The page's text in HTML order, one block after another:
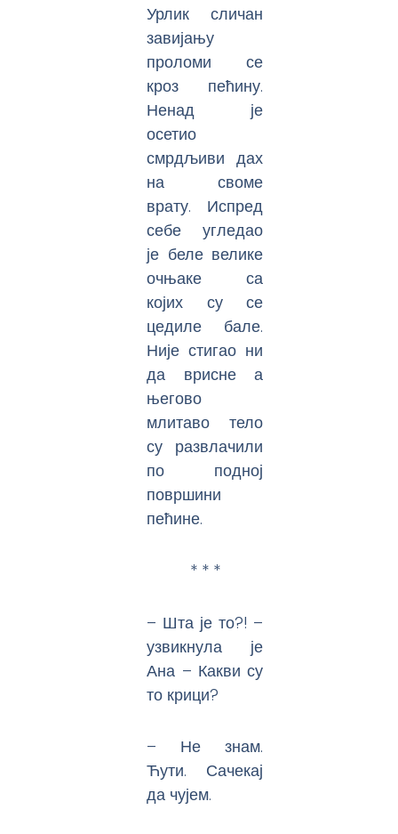
Урлик сличан
завијању
проломи се
кроз пећину.
Ненад је
осетио
смрдљиви дах
на своме
врату. Испред
себе угледао
је беле велике
очњаке са
којих су се
цедиле бале.
Није стигао ни
да врисне а
његово
млитаво тело
су развлачили
по подној
површини
пећине.
* * *
– Шта је то?! –
узвикнула је
Ана – Какви су
то крици?
– Не знам.
Ћути. Сачекај
да чујем.